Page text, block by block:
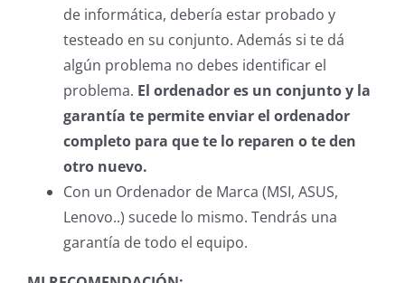
de informática, debería estar probado y
testeado en su conjunto. Además si te dá
algún problema no debes identificar el
problema. El ordenador es un conjunto y la
garantía te permite enviar el ordenador
completo para que te lo reparen o te den
otro nuevo.
Con un Ordenador de Marca (MSI, ASUS,
Lenovo..) sucede lo mismo. Tendrás una
garantía de todo el equipo.